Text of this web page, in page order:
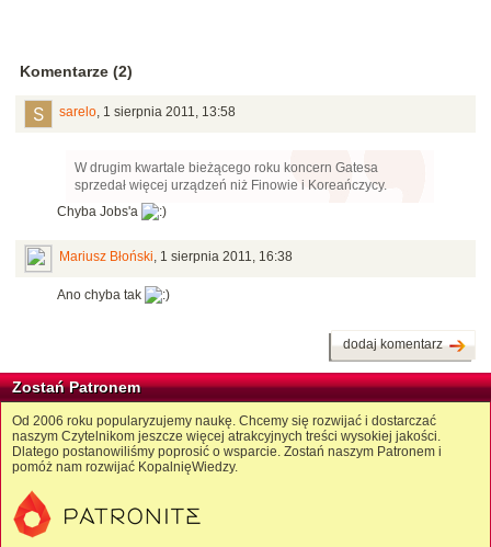
Komentarze (2)
sarelo 1 sierpnia 2011, 13:58
W drugim kwartale bieżącego roku koncern Gatesa
sprzedał więcej urządzeń niż Finowie i Koreańczycy.
Chyba Jobs'a
Mariusz Błoński 1 sierpnia 2011, 16:38
Ano chyba tak
dodaj komentarz
Zostań Patronem
Od 2006 roku popularyzujemy naukę. Chcemy się rozwijać i dostarczać
naszym Czytelnikom jeszcze więcej atrakcyjnych treści wysokiej jakości.
Dlatego postanowiliśmy poprosić o wsparcie. Zostań naszym Patronem i
pomóż nam rozwijać KopalnięWiedzy.